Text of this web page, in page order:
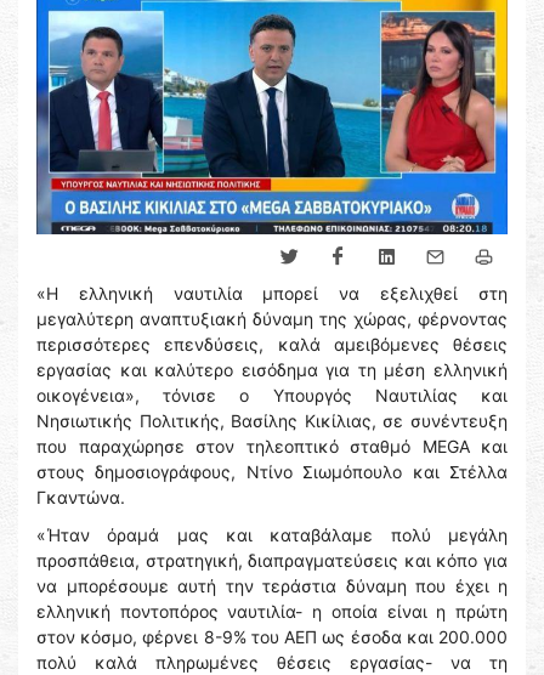
«Η ελληνική ναυτιλία μπορεί να εξελιχθεί στη
μεγαλύτερη αναπτυξιακή δύναμη της χώρας, φέρνοντας
περισσότερες επενδύσεις, καλά αμειβόμενες θέσεις
εργασίας και καλύτερο εισόδημα για τη μέση ελληνική
οικογένεια», τόνισε ο Υπουργός Ναυτιλίας και
Νησιωτικής Πολιτικής, Βασίλης Κικίλιας, σε συνέντευξη
που παραχώρησε στον τηλεοπτικό σταθμό MEGA και
στους δημοσιογράφους, Ντίνο Σιωμόπουλο και Στέλλα
Γκαντώνα.
«Ήταν όραμά μας και καταβάλαμε πολύ μεγάλη
προσπάθεια, στρατηγική, διαπραγματεύσεις και κόπο για
να μπορέσουμε αυτή την τεράστια δύναμη που έχει η
ελληνική ποντοπόρος ναυτιλία- η οποία είναι η πρώτη
στον κόσμο, φέρνει 8-9% του ΑΕΠ ως έσοδα και 200.000
πολύ καλά πληρωμένες θέσεις εργασίας- να τη